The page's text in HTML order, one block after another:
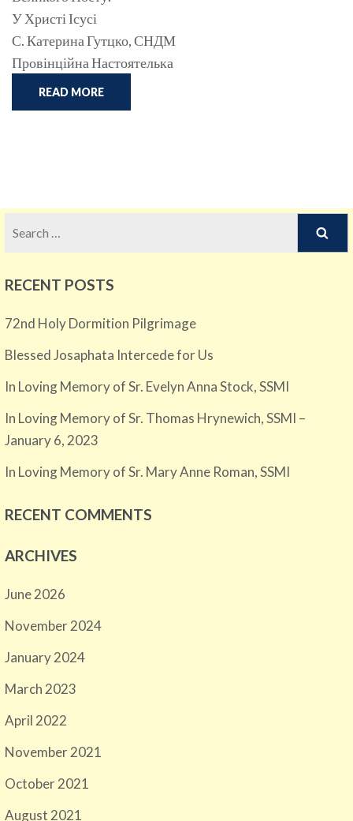
У Христі Ісусі
С. Катерина Гутцко, СНДМ
Провінційна Настоятелька
READ MORE
RECENT POSTS
72nd Holy Dormition Pilgrimage
Blessed Josaphata Intercede for Us
In Loving Memory of Sr. Evelyn Anna Stock, SSMI
In Loving Memory of Sr. Thomas Hrynewich, SSMI –
January 6, 2023
In Loving Memory of Sr. Mary Anne Roman, SSMI
RECENT COMMENTS
ARCHIVES
June 2026
November 2024
January 2024
March 2023
April 2022
November 2021
October 2021
August 2021